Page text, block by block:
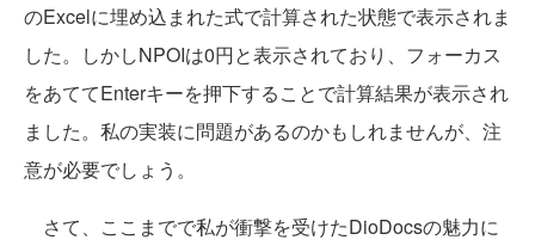
のExcelに埋め込まれた式で計算された状態で表示されま
した。しかしNPOIは0円と表示されており、フォーカス
をあててEnterキーを押下することで計算結果が表示され
ました。私の実装に問題があるのかもしれませんが、注
意が必要でしょう。
さて、ここまでで私が衝撃を受けたDioDocsの魅力に